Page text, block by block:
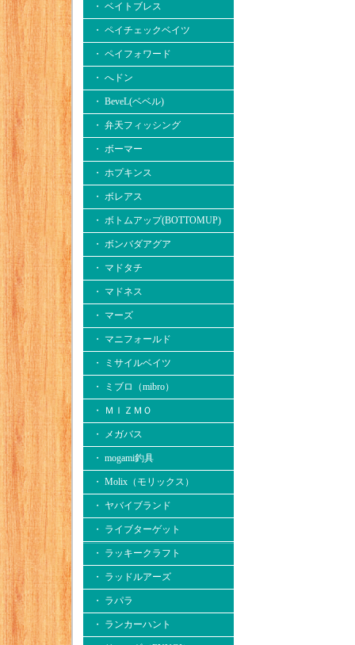
・ ベイトブレス
・ ペイチェックベイツ
・ ペイフォワード
・ へドン
・ BeveL(ベベル)
・ 弁天フィッシング
・ ボーマー
・ ホプキンス
・ ボレアス
・ ボトムアップ(BOTTOMUP)
・ ボンバダアグア
・ マドタチ
・ マドネス
・ マーズ
・ マニフォールド
・ ミサイルベイツ
・ ミブロ（mibro）
・ ＭＩＺＭＯ
・ メガバス
・ mogami釣具
・ Molix（モリックス）
・ ヤバイブランド
・ ライブターゲット
・ ラッキークラフト
・ ラッドルアーズ
・ ラパラ
・ ランカーハント